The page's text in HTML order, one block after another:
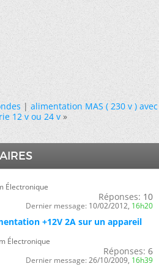
|alimentation MAS ( 230 v ) avec
12 v ou 24 v »
Électronique
Réponses: 10
Dernier message: 10/02/2012, 16h20
+12V 2A sur un appareil
Électronique
Réponses: 6
Dernier message: 26/10/2009, 16h39